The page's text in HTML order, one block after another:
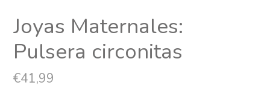
Joyas Maternales:
Pulsera circonitas
Precio
€41,99